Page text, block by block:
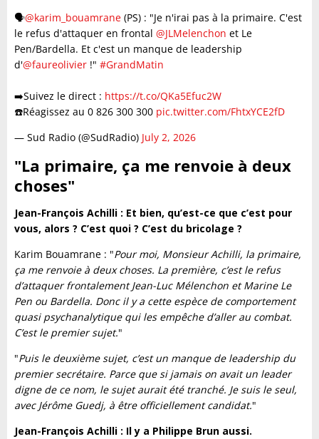
🗣️@karim_bouamrane (PS) : "Je n'irai pas à la primaire. C'est
le refus d'attaquer en frontal @JLMelenchon et Le
Pen/Bardella. Et c'est un manque de leadership
d'@faureolivier !" #GrandMatin
➡️Suivez le direct : https://t.co/QKa5Efuc2W
☎️Réagissez au 0 826 300 300 pic.twitter.com/FhtxYCE2fD
— Sud Radio (@SudRadio) July 2, 2026
"La primaire, ça me renvoie à deux
choses"
Jean-François Achilli : Et bien, qu’est-ce que c’est pour
vous, alors ? C’est quoi ? C’est du bricolage ?
Karim Bouamrane : "Pour moi, Monsieur Achilli, la primaire,
ça me renvoie à deux choses. La première, c’est le refus
d’attaquer frontalement Jean-Luc Mélenchon et Marine Le
Pen ou Bardella. Donc il y a cette espèce de comportement
quasi psychanalytique qui les empêche d’aller au combat.
C’est le premier sujet."
"Puis le deuxième sujet, c’est un manque de leadership du
premier secrétaire. Parce que si jamais on avait un leader
digne de ce nom, le sujet aurait été tranché. Je suis le seul,
avec Jérôme Guedj, à être officiellement candidat."
Jean-François Achilli : Il y a Philippe Brun aussi.